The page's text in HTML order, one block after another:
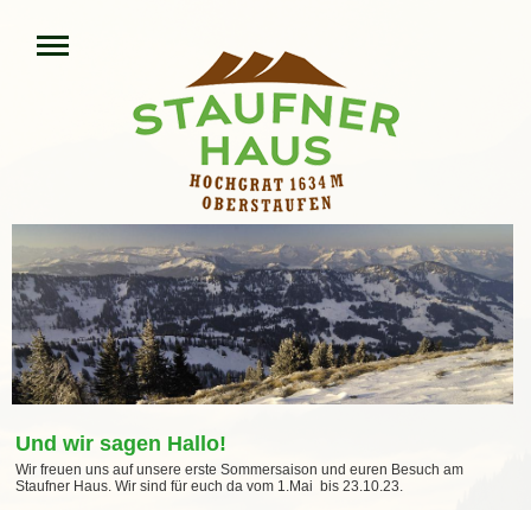
Und wir sagen Hallo!
Wir freuen uns auf unsere erste Sommersaison und euren Besuch am
Staufner Haus. Wir sind für euch da vom 1.Mai bis 23.10.23.